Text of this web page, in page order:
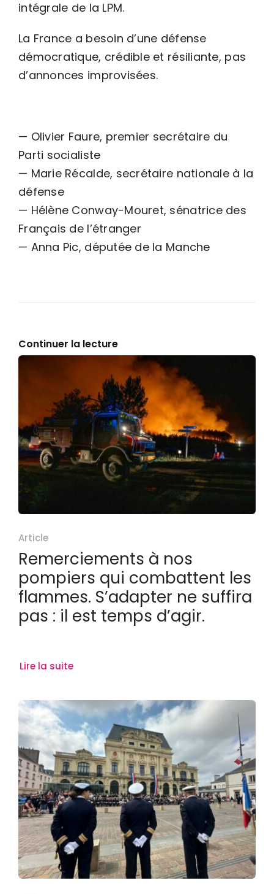
intégrale de la LPM.
La France a besoin d’une défense
démocratique, crédible et résiliante, pas
d’annonces improvisées.
— Olivier Faure, premier secrétaire du
Parti socialiste
— Marie Récalde, secrétaire nationale à la
défense
— Hélène Conway-Mouret, sénatrice des
Français de l’étranger
— Anna Pic, députée de la Manche
Continuer la lecture
Article
Remerciements à nos
pompiers qui combattent les
flammes. S’adapter ne suffira
pas : il est temps d’agir.
Lire la suite